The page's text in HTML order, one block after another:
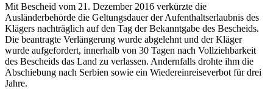
Mit Bescheid vom 21. Dezember 2016 verkürzte die
Ausländerbehörde die Geltungsdauer der Aufenthaltserlaubnis des
Klägers nachträglich auf den Tag der Bekanntgabe des Bescheids.
Die beantragte Verlängerung wurde abgelehnt und der Kläger
wurde aufgefordert, innerhalb von 30 Tagen nach Vollziehbarkeit
des Bescheids das Land zu verlassen. Andernfalls drohte ihm die
Abschiebung nach Serbien sowie ein Wiedereinreiseverbot für drei
Jahre.